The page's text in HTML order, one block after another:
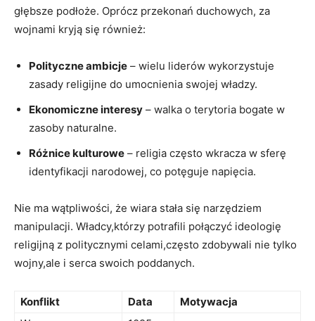
głębsze podłoże. Oprócz przekonań duchowych, za
wojnami kryją się również:
Polityczne ambicje – wielu liderów wykorzystuje
zasady religijne do umocnienia swojej władzy.
Ekonomiczne interesy – walka o terytoria bogate w
zasoby naturalne.
Różnice kulturowe – religia często wkracza w sferę
identyfikacji narodowej, co potęguje napięcia.
Nie ma wątpliwości, że wiara stała się narzędziem
manipulacji. Władcy,którzy potrafili połączyć ideologię
religijną z politycznymi celami,często zdobywali nie tylko
wojny,ale i serca swoich poddanych.
Konflikt Data
Motywacja